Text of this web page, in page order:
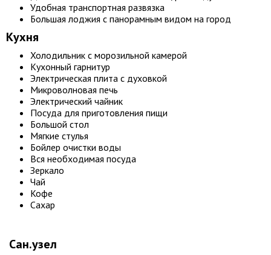
Удобная транспортная развязка
Большая лоджия с панорамным видом на город
Кухня
Холодильник с морозильной камерой
Кухонный гарнитур
Электрическая плита с духовкой
Микроволновая печь
Электрический чайник
Посуда для приготовления пищи
Большой стол
Мягкие стулья
Бойлер очистки воды
Вся необходимая посуда
Зеркало
Чай
Кофе
Сахар
Сан.узел